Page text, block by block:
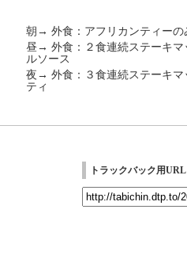
朝→ 外食：アフリカンティーの
昼→ 外食：２食連続ステーキマ
ルソース
夜→ 外食：３食連続ステーキマ
ティ
トラックバック用URL